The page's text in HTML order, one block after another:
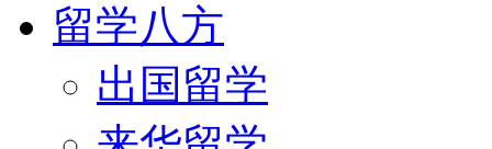
留学八方
出国留学